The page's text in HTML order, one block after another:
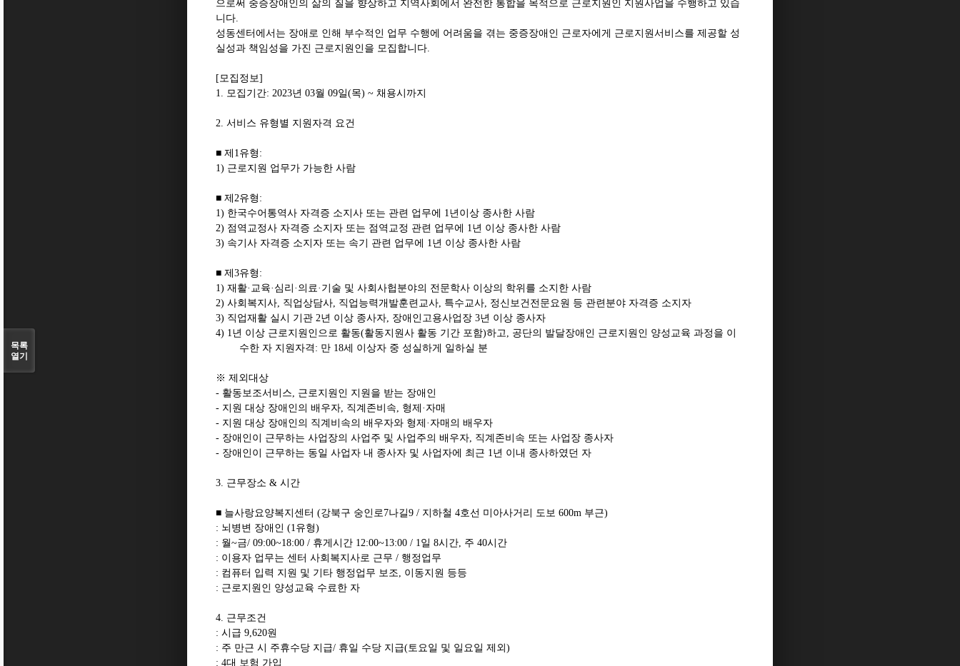
으로써 중증장애인의 삶의 질을 향상하고 지역사회에서 완전한 통합을 목적으로 근로지원인 지원사업을 수행하고 있습
니다.
성동센터에서는 장애로 인해 부수적인 업무 수행에 어려움을 겪는 중증장애인 근로자에게 근로지원서비스를 제공할 성
실성과 책임성을 가진 근로지원인을 모집합니다.
[모집정보]
1. 모집기간: 2023년 03월 09일(목) ~ 채용시까지
2. 서비스 유형별 지원자격 요건
■ 제 1유형 :
1) 근로지원 업무가 가능한 사람
■ 제 2유형 :
1) 한국수어통역사 자격증 소지사 또는 관련 업무에 1년이상 종사한 사람
2) 점역교정사 자격증 소지자 또는 점역교정 관련 업무에 1년 이상 종사한 사람
3) 속기사 자격증 소지자 또는 속기 관련 업무에 1년 이상 종사한 사람
■ 제 3유형 :
1) 재활· 교육· 심리 · 의료· 기술 및 사회사헙분야의 전문학사 이상의 학위를 소지한 사람
2) 사회복지사, 직업상담사, 직업능력개발훈련교사, 특수교사, 정신보건전문요원 등 관련분야 자격증 소지자
3) 직업재활 실시 기관 2년 이상 종사자, 장애인고용사업장 3년 이상 종사자
4) 1년 이상 근로지원인으로 활동(활동지원사 활동 기간 포함)하고, 공단의 발달장애인 근로지원인 양성교육 과정을 이
수한 자 지원자격 : 만 18세 이상자 중 성실하게 일하실 분
※ 제외대상
- 활동보조서비스, 근로지원인 지원을 받는 장애인
- 지원 대상 장애인의 배우자, 직계존비속, 형제 · 자매
- 지원 대상 장애인의 직계비속의 배우자와 형제 · 자매의 배우자
- 장애인이 근무하는 사업장의 사업주 및 사업주의 배우자, 직계존비속 또는 사업장 종사자
- 장애인이 근무하는 동일 사업자 내 종사자 및 사업자에 최근 1년 이내 종사하였던 자
3. 근무장소 & 시간
■ 늘사랑요양복지센터 (강북구 숭인로7나길9 / 지하철 4호선 미아사거리 도보 600m 부근)
: 뇌병변 장애인 (1유형)
: 월~금/ 09:00~18:00 / 휴게시간 12:00~13:00 / 1일 8시간, 주 40시간
: 이용자 업무는 센터 사회복지사로 근무 / 행정업무
: 컴퓨터 입력 지원 및 기타 행정업무 보조, 이동지원 등등
: 근로지원인 양성교육 수료한 자
4. 근무조건
: 시급 9,620원
: 주 만근 시 주휴수당 지급/ 휴일 수당 지급(토요일 및 일요일 제외 )
: 4대 보험 가입
목록
열기